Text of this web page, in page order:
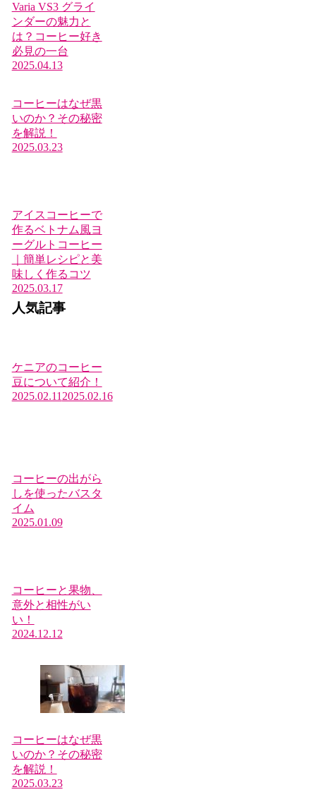
Varia VS3 グライ
ンダーの魅力と
は？コーヒー好き
必見の一台
2025.04.13
コーヒーはなぜ黒
いのか？その秘密
を解説！
2025.03.23
アイスコーヒーで
作るベトナム風ヨ
ーグルトコーヒー
｜簡単レシピと美
味しく作るコツ
2025.03.17
人気記事
ケニアのコーヒー
豆について紹介！
2025.02.11 2025.02.16
コーヒーの出がら
しを使ったバスタ
イム
2025.01.09
コーヒーと果物、
意外と相性がい
い！
2024.12.12
コーヒーはなぜ黒
いのか？その秘密
を解説！
2025.03.23